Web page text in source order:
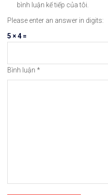
bình luận kế tiếp của tôi.
Please enter an answer in digits:
5 × 4 =
Bình luận *